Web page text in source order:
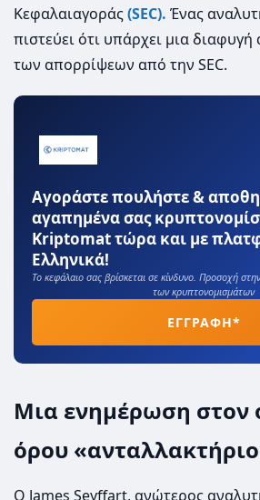
Κεφαλαιαγοράς(SEC). Ένας
πιστεύει ότι υπάρχει μια
των απορρίψεων από την SEC.
Αγοράστε πουλήστε &
αγαπημένα σας
Kriptomat τώρα και με
Ελληνικά!
Το κεφάλαιο σας βρίσκεται σε κίνδυνο. Προσοχή
των κρυπτονομισμάτων
ΕΓΓΡΑΦΗ*
Μια ενημέρωση στον
όρου
Ο James Seyffart, ανώτερος